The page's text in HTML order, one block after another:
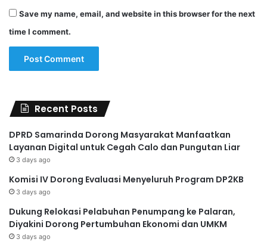
Save my name, email, and website in this browser for the next
time I comment.
Recent Posts
DPRD Samarinda Dorong Masyarakat Manfaatkan
Layanan Digital untuk Cegah Calo dan Pungutan Liar
3 days ago
Komisi IV Dorong Evaluasi Menyeluruh Program DP2KB
3 days ago
Dukung Relokasi Pelabuhan Penumpang ke Palaran,
Diyakini Dorong Pertumbuhan Ekonomi dan UMKM
3 days ago